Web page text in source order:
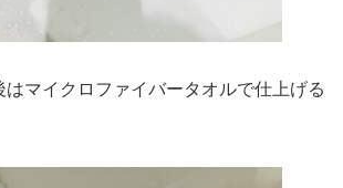
はマイクロファイバータオルで仕上げる